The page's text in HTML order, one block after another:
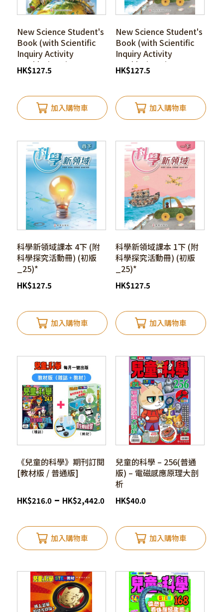
New Science Student's
Book (with Scientific
Inquiry Activity
Booklet) 4A (1st
edition_25)*
HK$127.5
加入購物車
New Science Student's
Book (with Scientific
Inquiry Activity
Booklet) 1B (1st
edition_25)*
HK$127.5
加入購物車
科學新領域課本 4下 (附
科學探究活動冊) (初版
_25)*
HK$127.5
加入購物車
科學新領域課本 1下 (附
科學探究活動冊) (初版
_25)*
HK$127.5
加入購物車
《兒童的科學》期刊訂閱
[教材版 / 普通版]
HK$216.0– HK$2,442.0
加入購物車
兒童的科學 – 256(普通
版) – 電磁感應原理大剖
析
HK$40.0
加入購物車